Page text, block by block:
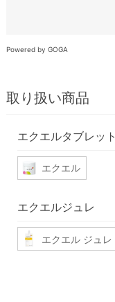
Powered by GOGA
取り扱い商品
エクエルタブレット
エクエル
エクエルジュレ
エクエル ジュレ